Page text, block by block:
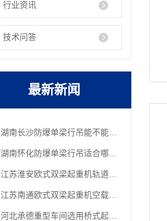
行业资讯
技术问答
最新新闻
湖南长沙防爆单梁行吊能不能在油库车间作业
湖南怀化防爆单梁行吊适合哪些危险工况使用
江苏淮安欧式双梁起重机轨道铺设有哪些规范 欧式行吊厂家
江苏南通欧式双梁起重机空载抖动是什么原因 欧式行吊厂家
河北承德重型车间选用桥式起重机有哪些核心考量因素